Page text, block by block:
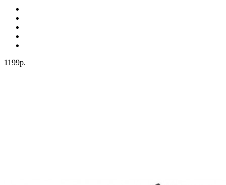
1199р.